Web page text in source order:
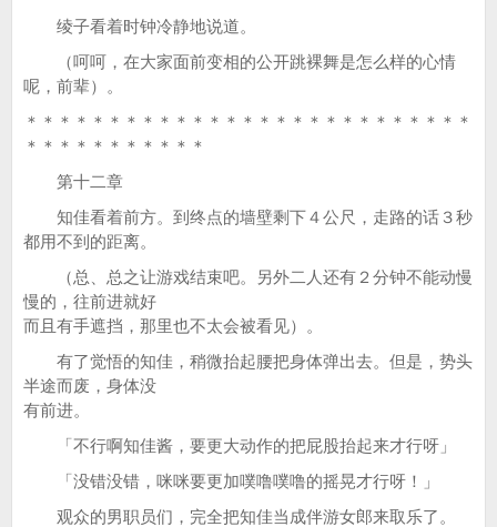
绫子看着时钟冷静地说道。
（呵呵，在大家面前变相的公开跳裸舞是怎么样的心情
呢，前辈）。
＊＊＊＊＊＊＊＊＊＊＊＊＊＊＊＊＊＊＊＊＊＊＊＊＊＊＊
＊＊＊＊＊＊＊＊＊＊＊
第十二章
知佳看着前方。到终点的墙壁剩下４公尺，走路的话３秒
都用不到的距离。
（总、总之让游戏结束吧。另外二人还有２分钟不能动慢
慢的，往前进就好
而且有手遮挡，那里也不太会被看见）。
有了觉悟的知佳，稍微抬起腰把身体弹出去。但是，势头
半途而废，身体没
有前进。
「不行啊知佳酱，要更大动作的把屁股抬起来才行呀」
「没错没错，咪咪要更加噗噜噗噜的摇晃才行呀！」
观众的男职员们，完全把知佳当成伴游女郎来取乐了。